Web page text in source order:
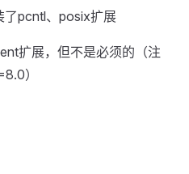
pcntl、posix扩展
扩展，但不是必须的（注
）